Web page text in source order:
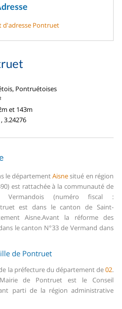
d'adresse Pontruet
Pontruétoises
et 143m
3.24276
le départementAisnesitué en région
est rattachée à la communauté de
(numéro fiscal :
est dans le canton de Saint-
Aisne.Avant la réforme des
le canton N°33 de Vermand dans
de Pontruet
la préfecture du département de02.
de Pontruet est le Conseil
parti de la région administrative